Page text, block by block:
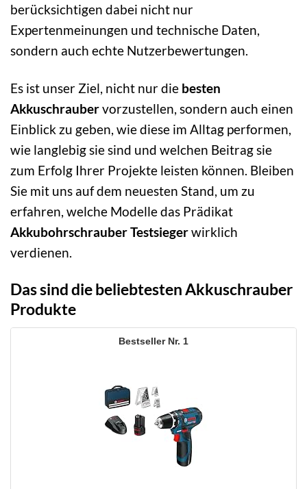
berücksichtigen dabei nicht nur
Expertenmeinungen und technische Daten,
sondern auch echte Nutzerbewertungen.
Es ist unser Ziel, nicht nur die besten
Akkuschraubervorzustellen, sondern auch einen
Einblick zu geben, wie diese im Alltag performen,
wie langlebig sie sind und welchen Beitrag sie
zum Erfolg Ihrer Projekte leisten können. Bleiben
Sie mit uns auf dem neuesten Stand, um zu
erfahren, welche Modelle das Prädikat
Akkubohrschrauber Testsiegerwirklich
verdienen.
Das sind die beliebtesten Akkuschrauber
Produkte
1